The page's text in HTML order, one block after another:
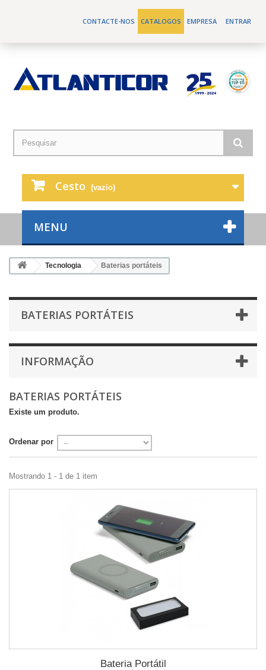
ENTRAR
EMPRESA
CATALOGOS
CONTACTE-NOS
Cesto (vazio)
MENU
Tecnologia Baterias portáteis
BATERIAS PORTÁTEIS
INFORMAÇÃO
BATERIAS PORTÁTEIS
Existe um produto.
Ordenar por
Mostrando 1 - 1 de 1 item
Bateria Portátil